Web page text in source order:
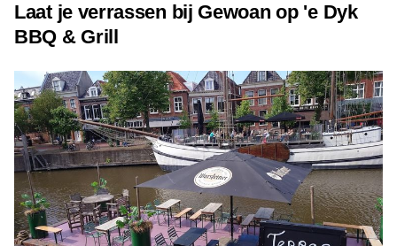
Laat je verrassen bij Gewoan op 'e Dyk
BBQ & Grill